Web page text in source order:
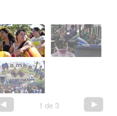
1 de 3